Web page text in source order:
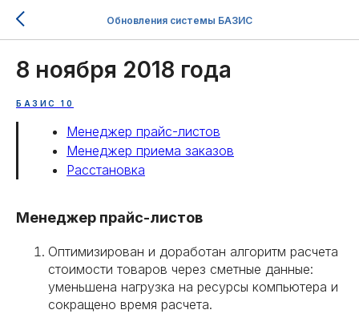
Обновления системы БАЗИС
8 ноября 2018 года
БАЗИС 10
Менеджер прайс-листов
Менеджер приема заказов
Расстановка
Менеджер прайс-листов
Оптимизирован и доработан алгоритм расчета
стоимости товаров через сметные данные:
уменьшена нагрузка на ресурсы компьютера и
сокращено время расчета.